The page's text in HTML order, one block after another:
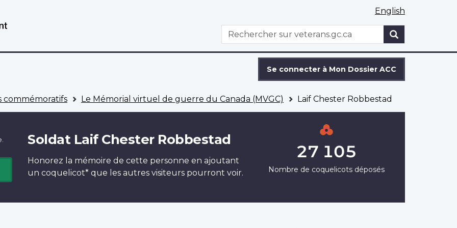
English
WxT
Search
Rechercher
Se connecter à Mon Dossier ACC
commémoratifs Le Mémorial virtuel de guerre du Canada (MVGC) Laif Chester Robbestad
Soldat Laif Chester Robbestad
Honorez la mémoire de cette personne en ajoutant
un coquelicot* que les autres visiteurs pourront voir.
27 105
Nombre de coquelicots déposés